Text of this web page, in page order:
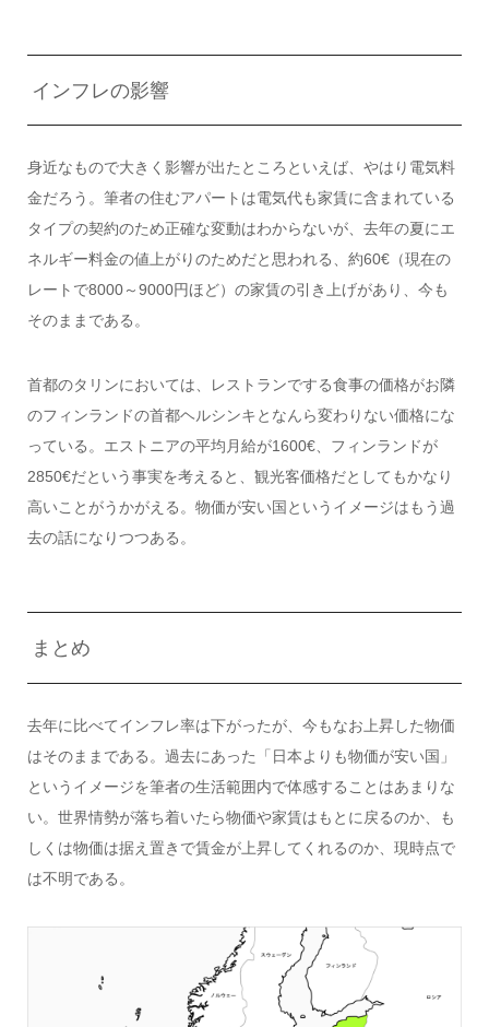
インフレの影響
身近なもので大きく影響が出たところといえば、やはり電気料
金だろう。筆者の住むアパートは電気代も家賃に含まれている
タイプの契約のため正確な変動はわからないが、去年の夏にエ
ネルギー料金の値上がりのためだと思われる、約60€（現在の
レートで8000～9000円ほど）の家賃の引き上げがあり、今も
そのままである。
首都のタリンにおいては、レストランでする食事の価格がお隣
のフィンランドの首都ヘルシンキとなんら変わりない価格にな
っている。エストニアの平均月給が1600€、フィンランドが
2850€だという事実を考えると、観光客価格だとしてもかなり
高いことがうかがえる。物価が安い国というイメージはもう過
去の話になりつつある。
まとめ
去年に比べてインフレ率は下がったが、今もなお上昇した物価
はそのままである。過去にあった「日本よりも物価が安い国」
というイメージを筆者の生活範囲内で体感することはあまりな
い。世界情勢が落ち着いたら物価や家賃はもとに戻るのか、も
しくは物価は据え置きで賃金が上昇してくれるのか、現時点で
は不明である。